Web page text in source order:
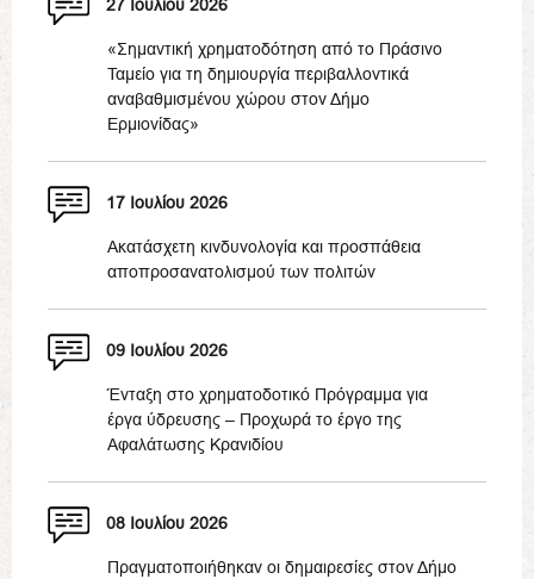
27 Ιουλίου 2026
«Σημαντική χρηματοδότηση από το Πράσινο
Ταμείο για τη δημιουργία περιβαλλοντικά
αναβαθμισμένου χώρου στον Δήμο
Ερμιονίδας»
17 Ιουλίου 2026
Ακατάσχετη κινδυνολογία και προσπάθεια
αποπροσανατολισμού των πολιτών
09 Ιουλίου 2026
Ένταξη στο χρηματοδοτικό Πρόγραμμα για
έργα ύδρευσης – Προχωρά το έργο της
Αφαλάτωσης Κρανιδίου
08 Ιουλίου 2026
Πραγματοποιήθηκαν οι δημαιρεσίες στον Δήμο